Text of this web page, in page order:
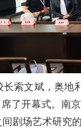
索文斌，奥地
了开幕式。南
剧场艺术研究